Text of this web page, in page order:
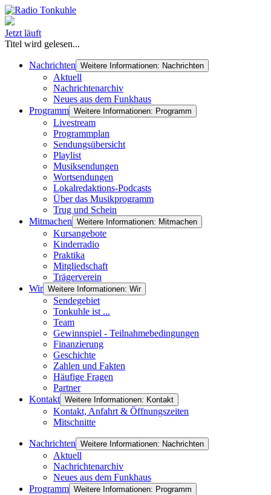
Jetzt läuft
Titel wird gelesen...
Nachrichten Weitere Informationen: Nachrichten
Aktuell
Nachrichtenarchiv
Neues aus dem Funkhaus
Programm Weitere Informationen: Programm
Livestream
Programmplan
Sendungsübersicht
Playlist
Musiksendungen
Wortsendungen
Lokalredaktions-Podcasts
Über das Musikprogramm
Trug und Schein
Mitmachen Weitere Informationen: Mitmachen
Kursangebote
Kinderradio
Praktika
Mitgliedschaft
Trägerverein
Wir Weitere Informationen: Wir
Sendegebiet
Tonkuhle ist ...
Team
Gewinnspiel - Teilnahmebedingungen
Finanzierung
Geschichte
Zahlen und Fakten
Häufige Fragen
Partner
Kontakt Weitere Informationen: Kontakt
Kontakt, Anfahrt & Öffnungszeiten
Mitschnitte
Nachrichten Weitere Informationen: Nachrichten
Aktuell
Nachrichtenarchiv
Neues aus dem Funkhaus
Programm Weitere Informationen: Programm